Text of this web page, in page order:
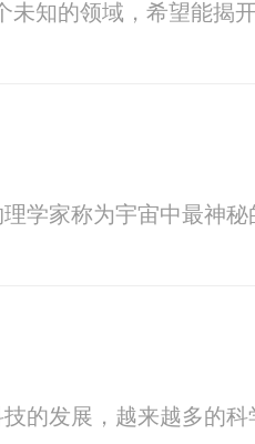
知的领域，希望能揭开
学家称为宇宙中最神秘
的发展，越来越多的